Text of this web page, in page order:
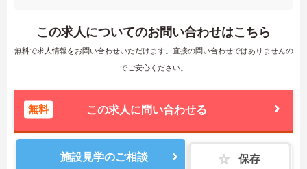
この求人についてのお問い合わせはこちら
無料で求人情報をお問い合わせいただけます。直接の問い合わせではありませんの
でご安心ください。
無料 この求人に問い合わせる
施設見学のご相談 保存